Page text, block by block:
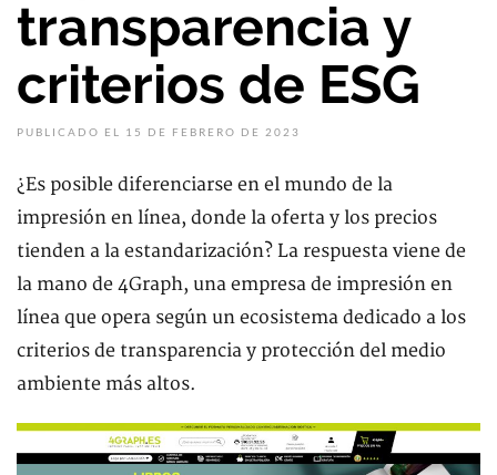
transparencia y
criterios de ESG
PUBLICADO EL 15 DE FEBRERO DE 2023
¿Es posible diferenciarse en el mundo de la
impresión en línea, donde la oferta y los precios
tienden a la estandarización? La respuesta viene de
la mano de 4Graph, una empresa de impresión en
línea que opera según un ecosistema dedicado a los
criterios de transparencia y protección del medio
ambiente más altos.